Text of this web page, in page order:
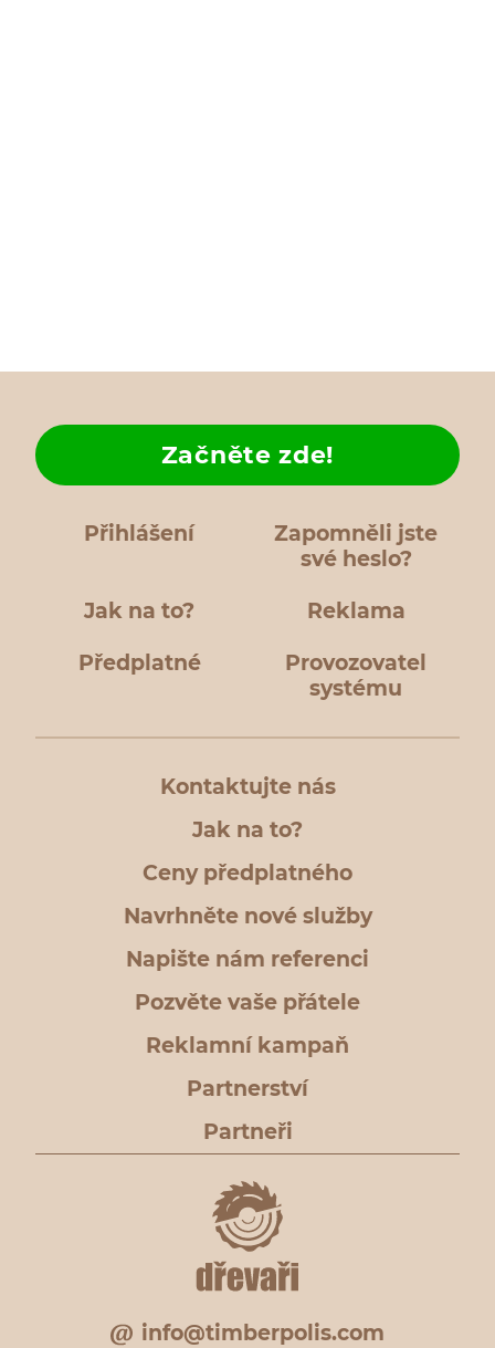
Přihlášení
Zapomněli jste
své heslo?
Jak na to?
Začněte zde!
Reklama
Předplatné
Provozovatel
systému
Kontaktujte nás
Jak na to?
Ceny předplatného
Navrhněte nové služby
Napište nám referenci
Pozvěte vaše přátele
Reklamní kampaň
Partnerství
Partneři
info@timberpolis.com